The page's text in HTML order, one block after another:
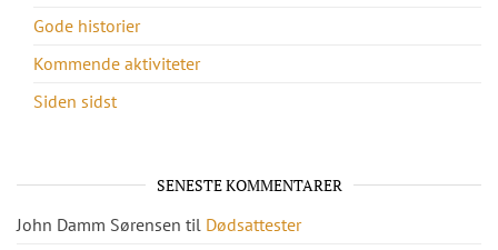
Gode historier
Kommende aktiviteter
Siden sidst
SENESTE KOMMENTARER
John Damm Sørensen til Dødsattester